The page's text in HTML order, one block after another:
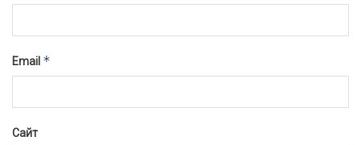
Email *
Сайт